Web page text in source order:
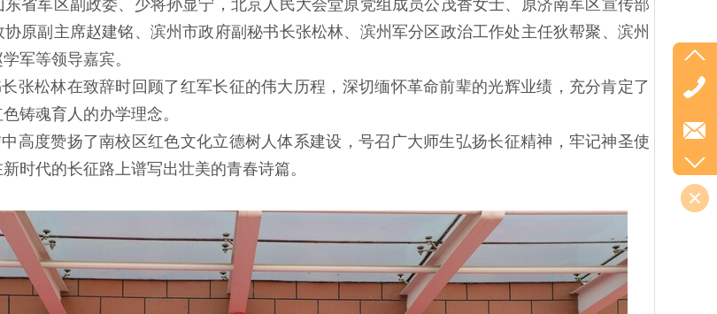
省军区副政委、少将孙显宁，北京人民大会堂原党组成员公茂香女士、原济南军区宣传部
原副主席赵建铭、滨州市政府副秘书长张松林、滨州军分区政治工作处主任狄帮聚、滨州
军等领导嘉宾。
张松林在致辞时回顾了红军长征的伟大历程，深切缅怀革命前辈的光辉业绩，充分肯定了
铸魂育人的办学理念。
高度赞扬了南校区红色文化立德树人体系建设，号召广大师生弘扬长征精神，牢记神圣使
时代的长征路上谱写出壮美的青春诗篇。